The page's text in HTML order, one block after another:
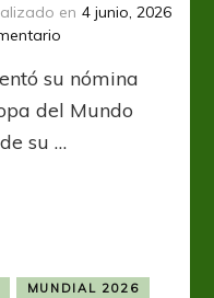
en 4 junio, 2026
en
Halcón
Verde
el
Saudita
su nómina
del Mundo
su …
MUNDIAL 2026